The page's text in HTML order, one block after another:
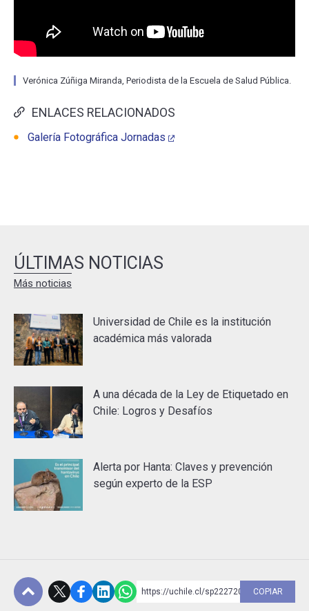
ENLACES RELACIONADOS
Galería Fotográfica Jornadas
Verónica Zúñiga Miranda, Periodista de la Escuela de Salud Pública.
ÚLTIMAS NOTICIAS
Más noticias
Universidad de Chile es la institución
académica más valorada
A una década de la Ley de Etiquetado en
Chile: Logros y Desafíos
Alerta por Hanta: Claves y prevención
según experto de la ESP
https://uchile.cl/sp222720 COPIAR